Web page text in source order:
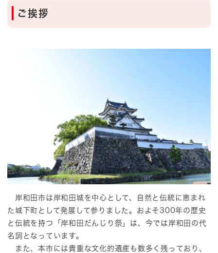
ご挨拶
岸和田市は岸和田城を中心として、自然と伝統に恵まれ
た城下町として発展して参りました。およそ300年の歴史
と伝統を持つ「岸和田だんじり祭」は、今では岸和田の代
名詞となっています。
また、本市には貴重な文化的遺産も数多く残っており、